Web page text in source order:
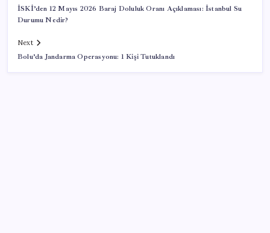
İSKİ’den 12 Mayıs 2026 Baraj Doluluk Oranı Açıklaması: İstanbul Su
Durumu Nedir?
Next
Bolu’da Jandarma Operasyonu: 1 Kişi Tutuklandı